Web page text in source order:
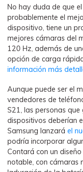
No hay duda de que
probablemente el
dispositivo, tiene un
mejores cámaras del
120 Hz, además de
opción de carga
información más
Aunque puede ser el
vendedores de
S21, las personas
dispositivos deberían
Samsung lanzará el
podría incorporar
Contará con un
notable, con cámaras